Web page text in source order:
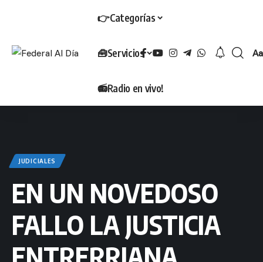
👉Categorías
🧰Servicios
📻Radio en vivo!
Aa
JUDICIALES
EN UN NOVEDOSO
FALLO LA JUSTICIA